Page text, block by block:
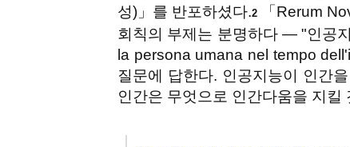
성)」를 반포하셨다.2
「Rerum
회칙의 부제는 분명하다 — "인공
la persona umana nel tempo
질문에 답한다. 인공지능이 인간
인간은 무엇으로 인간다움을 지킬